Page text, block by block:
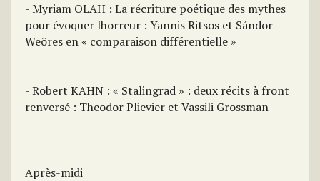
- Myriam OLAH : La récriture poétique des mythes
pour évoquer lhorreur : Yannis Ritsos et Sándor
Weöres en « comparaison différentielle »
- Robert KAHN : « Stalingrad » : deux récits à front
renversé : Theodor Plievier et Vassili Grossman
Après-midi